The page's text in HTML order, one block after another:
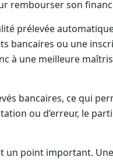
rembourser son
prélevée
bancaires ou une
à une meilleure
bancaires, ce qui
ou d’erreur, le
un point important.